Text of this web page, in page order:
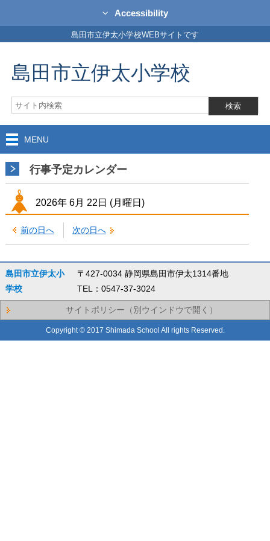
Accessibility
島田市立伊太小学校WEBサイトです
島田市立伊太小学校
MENU
行事予定カレンダー
2026年 6月 22日 (月曜日)
前の日へ 次の日へ
島田市立伊太小
学校
〒427-0034 静岡県島田市伊太1314番地
TEL：0547-37-3024
サイトポリシー（別ウインドウで開く）
Copyright © 2017 Shimada School All rights Reserved.